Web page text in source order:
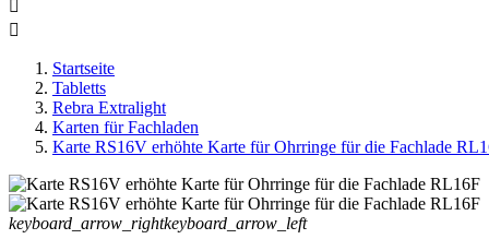


Startseite
Tabletts
Rebra Extralight
Karten für Fachladen
Karte RS16V erhöhte Karte für Ohrringe für die Fachlade
keyboard_arrow_rightkeyboard_arrow_left